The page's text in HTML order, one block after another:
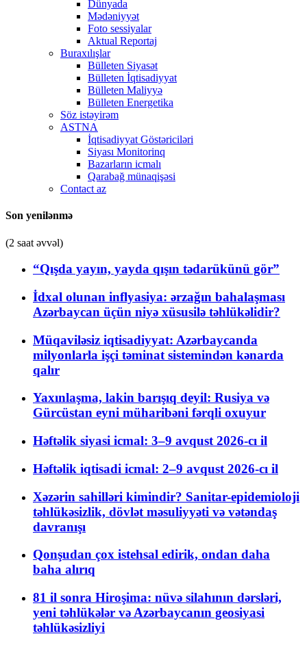
Dünyada
Mədəniyyət
Foto sessiyalar
Aktual Reportaj
Buraxılışlar
Bülleten Siyasət
Bülleten İqtisadiyyat
Bülleten Maliyyə
Bülleten Energetika
Söz istəyirəm
ASTNA
İqtisadiyyat Göstəriciləri
Siyası Monitorinq
Bazarların icmalı
Qarabağ münaqişəsi
Contact az
Son yenilənmə
(2 saat əvvəl)
“Qışda yayın, yayda qışın tədarükünü gör”
İdxal olunan inflyasiya: ərzağın bahalaşması
Azərbaycan üçün niyə xüsusilə təhlükəlidir?
Müqaviləsiz iqtisadiyyat: Azərbaycanda
milyonlarla işçi təminat sistemindən kənarda
qalır
Yaxınlaşma, lakin barışıq deyil: Rusiya və
Gürcüstan eyni müharibəni fərqli oxuyur
Həftəlik siyasi icmal: 3–9 avqust 2026-cı il
Həftəlik iqtisadi icmal: 2–9 avqust 2026-cı il
Xəzərin sahilləri kimindir? Sanitar-epidemioloji
təhlükəsizlik, dövlət məsuliyyəti və vətəndaş
davranışı
Qonşudan çox istehsal edirik, ondan daha
baha alırıq
81 il sonra Hiroşima: nüvə silahının dərsləri,
yeni təhlükələr və Azərbaycanın geosiyasi
təhlükəsizliyi